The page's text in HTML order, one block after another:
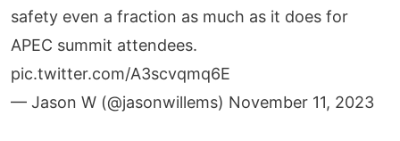
safety even a fraction as much as it does for
APEC summit attendees.
pic.twitter.com/A3scvqmq6E
— Jason W (@jasonwillems) November 11, 2023